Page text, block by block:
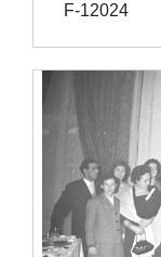
F-12024